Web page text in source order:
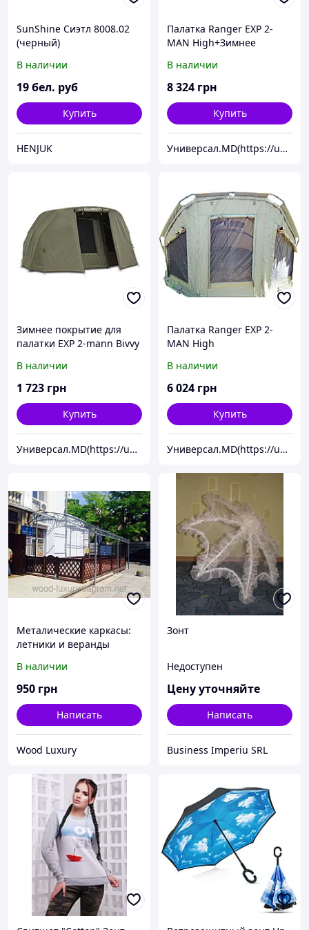
SunShine Сиэтл 8008.02
(черный)
В наличии
19бел. руб
Купить
HENJUK
Палатка Ranger EXP 2-
MAN Нigh+Зимнее
В наличии
8 324 грн
Купить
Универсал.MD(https://universal.prom.md/)
Зимнее покрытие для
палатки EXP 2-mann Bivvy
В наличии
1 723 грн
Купить
Универсал.MD(https://universal.prom.md/)
Палатка Ranger EXP 2-
MAN Нigh
В наличии
6 024 грн
Купить
Универсал.MD(https://universal.prom.md/)
Металические каркасы:
летники и веранды
В наличии
950 грн
Написать
Wood Luxury
Зонт
Недоступен
Цену уточняйте
Написать
Business Imperiu SRL